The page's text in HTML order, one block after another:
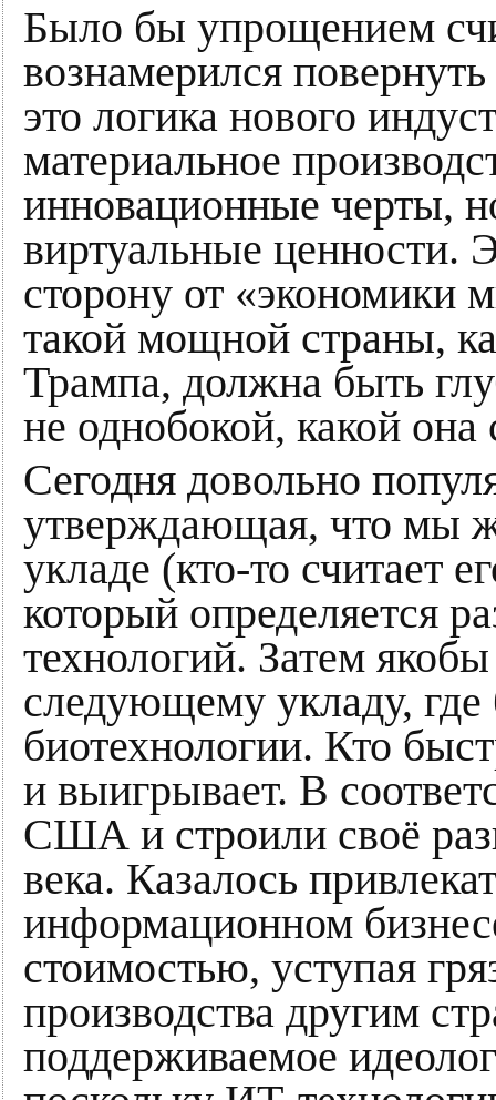
Было бы упрощением
вознамерился
это логика нового
материальное
инновационные черты,
виртуальные ценности.
сторону от «экономики
такой мощной страны,
Трампа, должна быть
не однобокой, какой она
Сегодня довольно
утверждающая, что мы
укладе (кто-то считает
который определяется
технологий. Затем
следующему укладу, где
биотехнологии. Кто
и выигрывает. В
США и строили своё
века. Казалось
информационном
стоимостью, уступая
производства другим
поддерживаемое